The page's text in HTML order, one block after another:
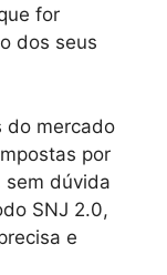
for
dos seus
do mercado
por
sem dúvida
SNJ 2.0,
e